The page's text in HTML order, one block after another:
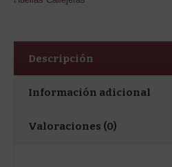
Descripción
Información adicional
Valoraciones (0)